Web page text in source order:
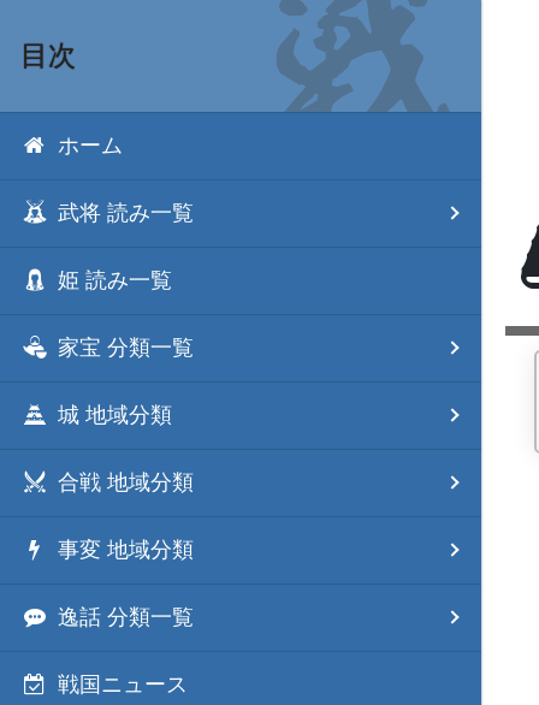
目次
ホーム
武将 読み一覧
姫 読み一覧
家宝 分類一覧
城 地域分類
合戦 地域分類
事変 地域分類
逸話 分類一覧
戦国ニュース